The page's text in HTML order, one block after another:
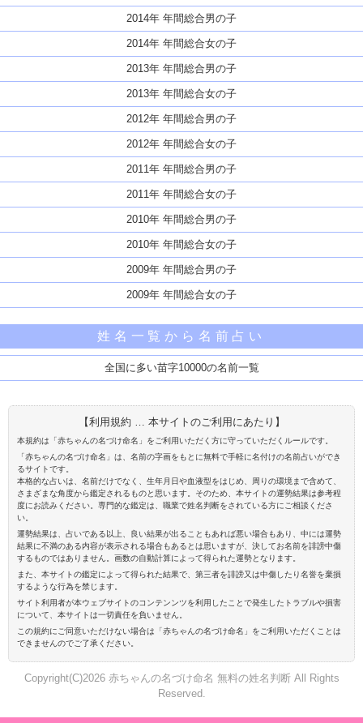
2014年 年間総合男の子
2014年 年間総合女の子
2013年 年間総合男の子
2013年 年間総合女の子
2012年 年間総合男の子
2012年 年間総合女の子
2011年 年間総合男の子
2011年 年間総合女の子
2010年 年間総合男の子
2010年 年間総合女の子
2009年 年間総合男の子
2009年 年間総合女の子
姓名一覧から名前占い
全国に多い苗字10000の名前一覧
【利用規約 … 本サイトのご利用にあたり】
本規約は「赤ちゃんの名づけ命名」をご利用いただく方に守っていただくルールです。
「赤ちゃんの名づけ命名」は、名前の字画をもとに無料で手軽に名付けの名前占いができ
るサイトです。
本格的な占いは、名前だけでなく、生年月日や血液型をはじめ、周りの環境まで含めて、
さまざまな角度から鑑定されるものと思います。そのため、本サイトの運勢結果は参考程
度にお読みください。専門的な鑑定は、職業で姓名判断をされている方にご相談くださ
い。
運勢結果は、占いである以上、良い結果が出ることもあれば悪い場合もあり、中には運勢
結果に不満のある内容が表示される場合もあるとは思いますが、決してお名前を誹謗中傷
するものではありません。画数の自動計算によって得られた運勢となります。
また、本サイトの鑑定によって得られた結果で、第三者を誹謗又は中傷したり名誉を棄損
するような行為を禁じます。
サイト利用者が本ウェブサイトのコンテンンツを利用したことで発生したトラブルや損害
について、本サイトは一切責任を負いません。
この規約にご同意いただけない場合は「赤ちゃんの名づけ命名」をご利用いただくことは
できませんのでご了承ください。
Copyright(C)2026 赤ちゃんの名づけ命名 無料の姓名判断 All Rights
Reserved.